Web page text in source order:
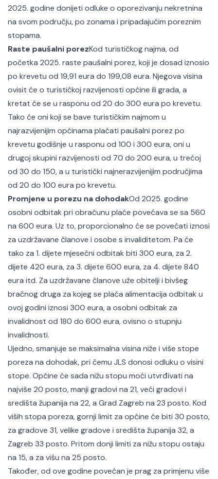
2025. godine donijeti odluke o oporezivanju nekretnina
na svom području, po zonama i pripadajućim poreznim
stopama.
Raste paušalni porezKod turističkog najma, od
početka 2025. raste paušalni porez, koji je dosad iznosio
po krevetu od 19,91 eura do 199,08 eura. Njegova visina
ovisit će o turističkoj razvijenosti općine ili grada, a
kretat će se u rasponu od 20 do 300 eura po krevetu.
Tako će oni koji se bave turističkim najmom u
najrazvijenijim općinama plaćati paušalni porez po
krevetu godišnje u rasponu od 100 i 300 eura, oni u
drugoj skupini razvijenosti od 70 do 200 eura, u trećoj
od 30 do 150, a u turistički najnerazvijenijim područjima
od 20 do 100 eura po krevetu.
Promjene u porezu na dohodakOd 2025. godine
osobni odbitak pri obračunu plaće povećava se sa 560
na 600 eura. Uz to, proporcionalno će se povećati iznosi
za uzdržavane članove i osobe s invaliditetom. Pa će
tako za 1. dijete mjesečni odbitak biti 300 eura, za 2.
dijete 420 eura, za 3. dijete 600 eura, za 4. dijete 840
eura itd. Za uzdržavane članove uže obitelji i bivšeg
bračnog druga za kojeg se plaća alimentacija odbitak u
ovoj godini iznosi 300 eura, a osobni odbitak za
invalidnost od 180 do 600 eura, ovisno o stupnju
invalidnosti.
Ujedno, smanjuje se maksimalna visina niže i više stope
poreza na dohodak, pri čemu JLS donosi odluku o visini
stope. Općine će sada nižu stopu moći utvrđivati na
najviše 20 posto, manji gradovi na 21, veći gradovi i
središta županija na 22, a Grad Zagreb na 23 posto. Kod
viših stopa poreza, gornji limit za općine će biti 30 posto,
za gradove 31, velike gradove i središta županija 32, a
Zagreb 33 posto. Pritom donji limiti za nižu stopu ostaju
na 15, a za višu na 25 posto.
Također, od ove godine povećan je prag za primjenu više